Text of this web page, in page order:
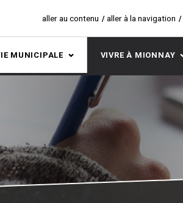
aller au contenu aller à la navigation
MUNICIPALE VIVRE À MIONNAY